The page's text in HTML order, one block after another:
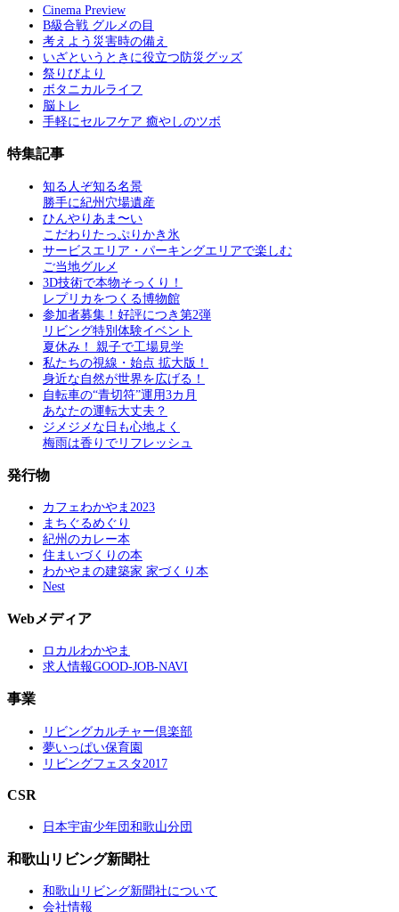
Cinema Preview
B級合戦 グルメの目
考えよう災害時の備え
いざというときに役立つ防災グッズ
祭りびより
ボタニカルライフ
脳トレ
手軽にセルフケア 癒やしのツボ
特集記事
知る人ぞ知る名景
勝手に紀州穴場遺産
ひんやりあま〜い
こだわりたっぷりかき氷
サービスエリア・パーキングエリアで楽しむ
ご当地グルメ
3D技術で本物そっくり！
レプリカをつくる博物館
参加者募集！好評につき第2弾
リビング特別体験イベント
夏休み！ 親子で工場見学
私たちの視線・始点 拡大版！
身近な自然が世界を広げる！
自転車の“青切符”運用3カ月
あなたの運転大丈夫？
ジメジメな日も心地よく
梅雨は香りでリフレッシュ
発行物
カフェわかやま2023
まちぐるめぐり
紀州のカレー本
住まいづくりの本
わかやまの建築家 家づくり本
Nest
Webメディア
ロカルわかやま
求人情報GOOD-JOB-NAVI
事業
リビングカルチャー倶楽部
夢いっぱい保育園
リビングフェスタ2017
CSR
日本宇宙少年団和歌山分団
和歌山リビング新聞社
和歌山リビング新聞社について
会社情報